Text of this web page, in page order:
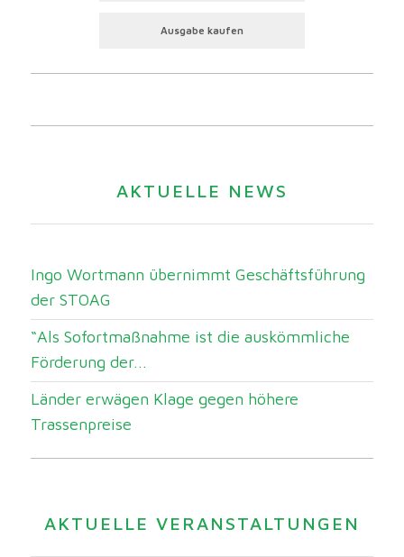
Ausgabe kaufen
AKTUELLE NEWS
Ingo Wortmann übernimmt Geschäftsführung
der STOAG
“Als Sofortmaßnahme ist die auskömmliche
Förderung der...
Länder erwägen Klage gegen höhere
Trassenpreise
AKTUELLE VERANSTALTUNGEN